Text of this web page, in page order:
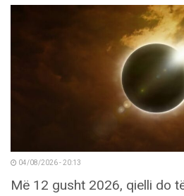
04/08/2026 - 20:13
Më 12 gusht 2026, qielli do